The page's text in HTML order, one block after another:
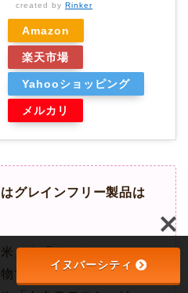
created by Rinker
Amazon
楽天市場
Yahooショッピング
メルカリ
グレインフリー製品は
」や「オートミール」
で、アレルギーの原因
イヌバーシティ